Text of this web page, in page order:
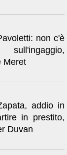
non c'è
Meret
addio in
in prestito,
Duvan